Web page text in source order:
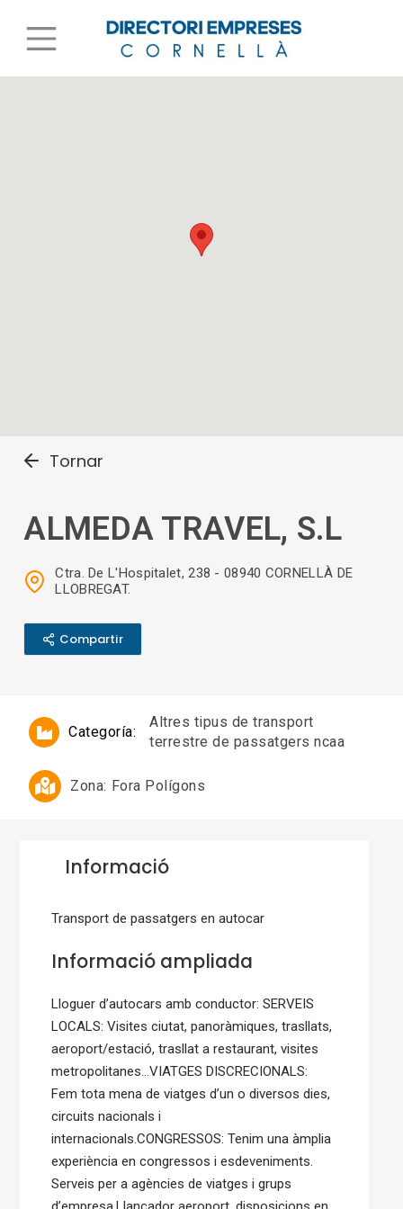
Tornar
ALMEDA TRAVEL, S.L
Ctra. De L'Hospitalet, 238 - 08940 CORNELLÀ DE
LLOBREGAT.
Compartir
Categoría:
Altres tipus de transport
terrestre de passatgers ncaa
Zona: Fora Polígons
Informació
Transport de passatgers en autocar
Informació ampliada
Lloguer d’autocars amb conductor: SERVEIS
LOCALS: Visites ciutat, panoràmiques, trasllats,
aeroport/estació, trasllat a restaurant, visites
metropolitanes…VIATGES DISCRECIONALS:
Fem tota mena de viatges d’un o diversos dies,
circuits nacionals i
internacionals.CONGRESSOS: Tenim una àmplia
experiència en congressos i esdeveniments.
Serveis per a agències de viatges i grups